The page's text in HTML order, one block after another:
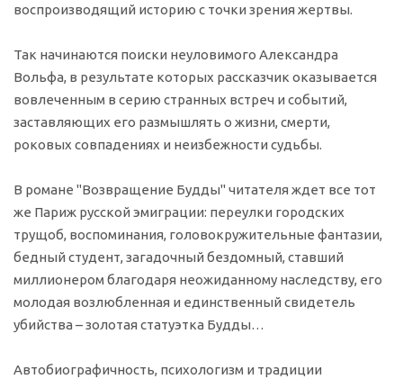
воспроизводящий историю с точки зрения жертвы.
Так начинаются поиски неуловимого Александра
Вольфа, в результате которых рассказчик оказывается
вовлеченным в серию странных встреч и событий,
заставляющих его размышлять о жизни, смерти,
роковых совпадениях и неизбежности судьбы.
В романе "Возвращение Будды" читателя ждет все тот
же Париж русской эмиграции: переулки городских
трущоб, воспоминания, головокружительные фантазии,
бедный студент, загадочный бездомный, ставший
миллионером благодаря неожиданному наследству, его
молодая возлюбленная и единственный свидетель
убийства – золотая статуэтка Будды…
Автобиографичность, психологизм и традиции